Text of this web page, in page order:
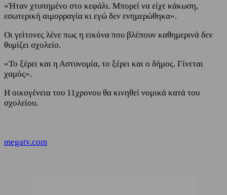
«Ήταν χτυπημένο στο κεφάλι. Μπορεί να είχε κάκωση,
εσωτερική αιμορραγία κι εγώ δεν ενημερώθηκα».
Οι γείτονες λένε πως η εικόνα που βλέπουν καθημερινά δεν
θυμίζει σχολείο.
«Το ξέρει και η Αστυνομία, το ξέρει και ο δήμος. Γίνεται
χαμός».
Η οικογένεια του 11χρονου θα κινηθεί νομικά κατά του
σχολείου.
megatv.com